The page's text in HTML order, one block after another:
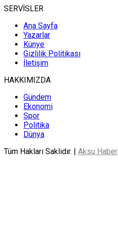
SERVİSLER
Ana Sayfa
Yazarlar
Künye
Gizlilik Politikası
İletişim
HAKKIMIZDA
Gündem
Ekonomi
Spor
Politika
Dünya
Tüm Hakları Saklıdır. | Aksu Haber